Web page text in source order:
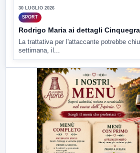
30 LUGLIO 2026
SPORT
Rodrigo Maria ai dettagli
La trattativa per l'attaccante potrebbe
settimana, il...